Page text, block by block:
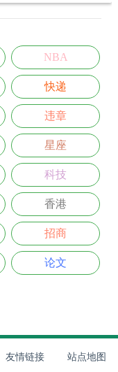
NBA
快递
违章
星座
科技
香港
招商
论文
友情链接 站点地图